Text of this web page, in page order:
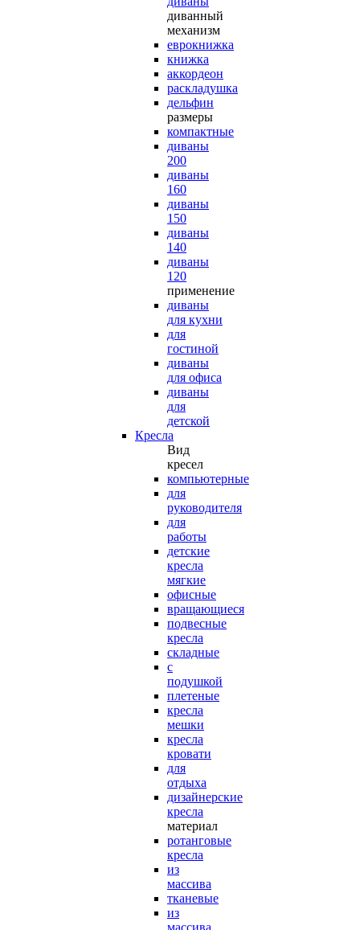
диванный
механизм
еврокнижка
книжка
аккордеон
раскладушка
дельфин
размеры
компактные
диваны
200
диваны
160
диваны
150
диваны
140
диваны
120
применение
диваны
для кухни
для
гостиной
диваны
для офиса
диваны
для
детской
Кресла
Вид
кресел
компьютерные
для
руководителя
для
работы
детские
кресла
мягкие
офисные
вращающиеся
подвесные
кресла
складные
с
подушкой
плетеные
кресла
мешки
кресла
кровати
для
отдыха
дизайнерские
кресла
материал
ротанговые
кресла
из
массива
тканевые
из
массива